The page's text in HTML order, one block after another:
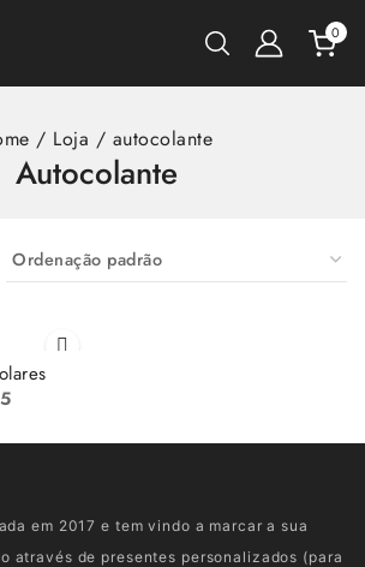
0
/ Loja / autocolante
Autocolante
em 2017 e tem vindo a marcar a sua
através de presentes personalizados (para